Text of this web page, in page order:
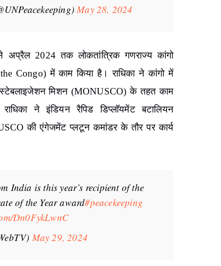
May 28, 2024
2024 तक लोकतांत्रिक गणराज्य कांगो
Congo) में काम किया है। राधिका ने कांगो में
मिशन (MONUSCO) के तहत काम
ने इंडियन रैपिड डिप्लॉयमेंट बटालियन
की एंगेजमेंट प्लटून कमांडर के तौर पर कार्य
India is this year’s recipient of the
of the Year award#peacekeeping
Dn0FykLwnC
May 29, 2024